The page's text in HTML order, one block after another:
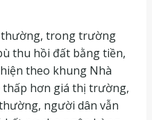
thường, trong trường
thu hồi đất bằng tiền,
theo khung Nhà
hơn giá thị trường,
người dân vẫn